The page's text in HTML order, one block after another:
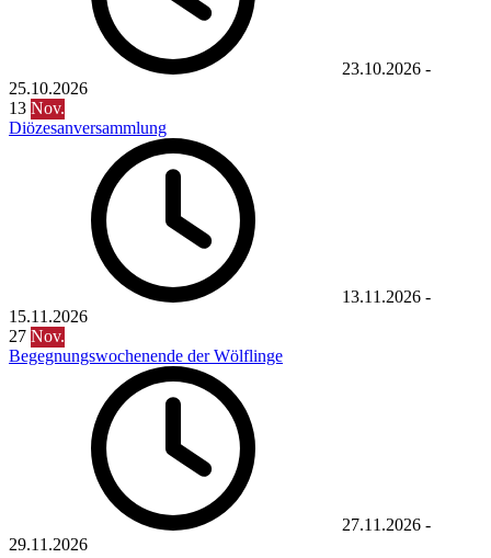
23.10.2026 -
25.10.2026
13 Nov.
Diözesanversammlung
13.11.2026 -
15.11.2026
27 Nov.
Begegnungswochenende der Wölflinge
27.11.2026 -
29.11.2026